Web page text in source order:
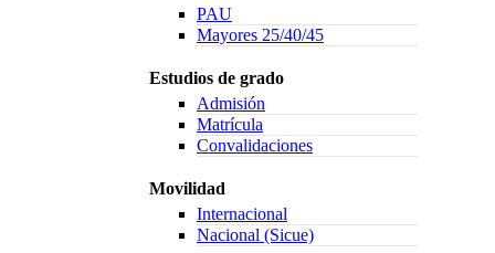
PAU
Mayores 25/40/45
Estudios de grado
Admisión
Matrícula
Convalidaciones
Movilidad
Internacional
Nacional (Sicue)